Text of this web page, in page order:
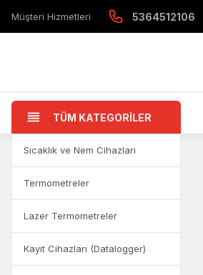
Müşteri Hizmetleri 5364512106
TÜM KATEGORİLER
Sıcaklık ve Nem Cihazları
Termometreler
Lazer Termometreler
Kayıt Cihazları (Datalogger)